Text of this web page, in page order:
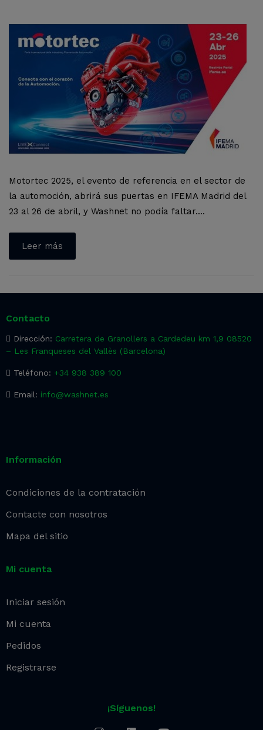
Motortec 2025, el evento de referencia en el sector de
la automoción, abrirá sus puertas en IFEMA Madrid del
23 al 26 de abril, y Washnet no podía faltar....
Leer más
Contacto
Dirección: Carretera de Granollers a Cardedeu km 1,9 08520
– Les Franqueses del Vallès (Barcelona)
Teléfono: +34 938 389 100
Email: info@washnet.es
Información
Condiciones de la contratación
Contacte con nosotros
Mapa del sitio
Mi cuenta
Iniciar sesión
Mi cuenta
Pedidos
Registrarse
¡Síguenos!